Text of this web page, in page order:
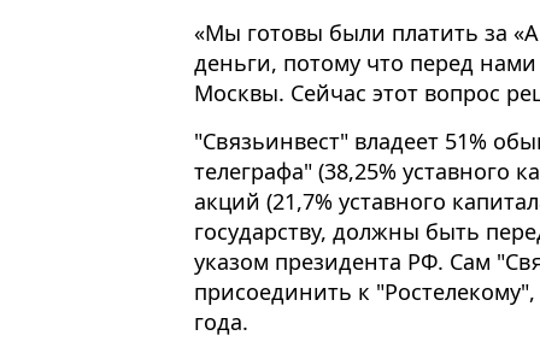
«Мы готовы были платить за
деньги, потому что перед
Москвы. Сейчас этот вопрос
"Связьинвест" владеет 51%
телеграфа" (38,25% уставного
акций (21,7% уставного
государству, должны быть
указом президента РФ. Сам
присоединить к
года.